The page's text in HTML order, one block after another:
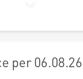
per 06.08.26